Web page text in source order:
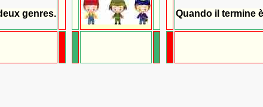
genres.
Quando il termine